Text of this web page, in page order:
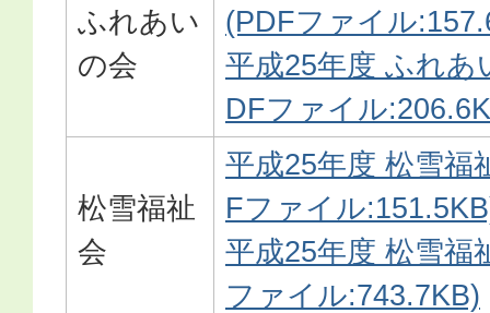
ふれあい
の会
(PDFファイル
平成25年度 ふれあ
DFファイル
松雪福祉
会
平成25年度 松雪福
Fファイル
平成25年度 松雪福
ファイル:743.7KB)